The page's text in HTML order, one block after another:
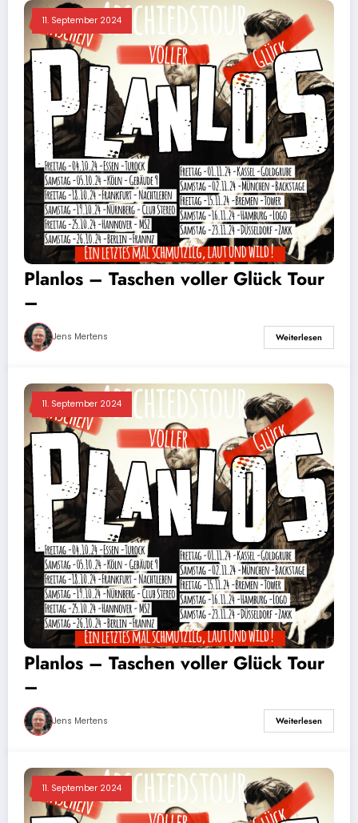
11. September 2024
Planlos – Taschen voller Glück Tour
–
Jens Mertens Weiterlesen
11. September 2024
Planlos – Taschen voller Glück Tour
–
Jens Mertens Weiterlesen
11. September 2024